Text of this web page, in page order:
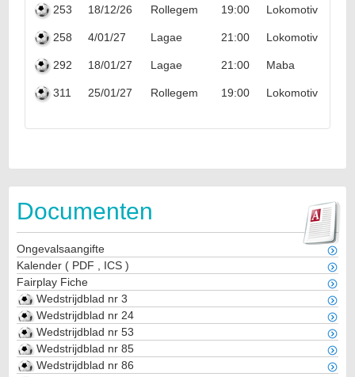
253 18/12/26 Rollegem 19:00 Lokomotiv Popo
258 4/01/27 Lagae 21:00 Lokomotiv Popo
292 18/01/27 Lagae 21:00 Maba
311 25/01/27 Rollegem 19:00 Lokomotiv Popo
Documenten
Ongevalsaangifte
Kalender ( PDF ICS )
Fairplay Fiche
Wedstrijdblad nr 3
Wedstrijdblad nr 24
Wedstrijdblad nr 53
Wedstrijdblad nr 85
Wedstrijdblad nr 86